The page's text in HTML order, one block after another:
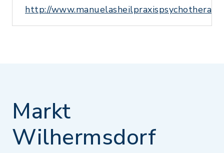
http://
Markt
Wilhermsdorf